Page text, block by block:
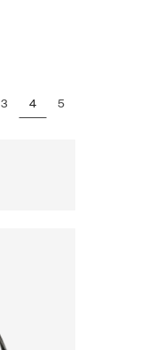
3 4 5